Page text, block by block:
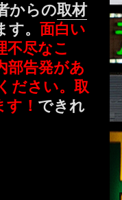
からの取材
す。面白い
不尽なこ
部告発があ
ください。取
！ できれ